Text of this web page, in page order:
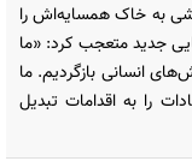
به خاک همسایه‌اش را
جدید متعجب کرد: «ما
انسانی بازگردیم. ما
را به اقدامات تبدیل